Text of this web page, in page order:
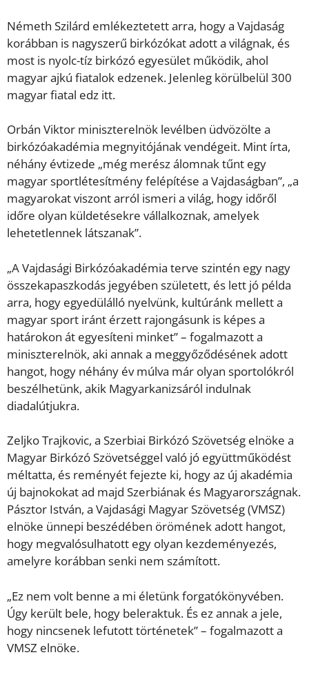
Németh Szilárd emlékeztetett arra, hogy a Vajdaság
korábban is nagyszerű birkózókat adott a világnak, és
most is nyolc-tíz birkózó egyesület működik, ahol
magyar ajkú fiatalok edzenek. Jelenleg körülbelül 300
magyar fiatal edz itt.
Orbán Viktor miniszterelnök levélben üdvözölte a
birkózóakadémia megnyitójának vendégeit. Mint írta,
néhány évtizede „még merész álomnak tűnt egy
magyar sportlétesítmény felépítése a Vajdaságban”, „a
magyarokat viszont arról ismeri a világ, hogy időről
időre olyan küldetésekre vállalkoznak, amelyek
lehetetlennek látszanak”.
„A Vajdasági Birkózóakadémia terve szintén egy nagy
összekapaszkodás jegyében született, és lett jó példa
arra, hogy egyedülálló nyelvünk, kultúránk mellett a
magyar sport iránt érzett rajongásunk is képes a
határokon át egyesíteni minket” – fogalmazott a
miniszterelnök, aki annak a meggyőződésének adott
hangot, hogy néhány év múlva már olyan sportolókról
beszélhetünk, akik Magyarkanizsáról indulnak
diadalútjukra.
Zeljko Trajkovic, a Szerbiai Birkózó Szövetség elnöke a
Magyar Birkózó Szövetséggel való jó együttműködést
méltatta, és reményét fejezte ki, hogy az új akadémia
új bajnokokat ad majd Szerbiának és Magyarországnak.
Pásztor István, a Vajdasági Magyar Szövetség (VMSZ)
elnöke ünnepi beszédében örömének adott hangot,
hogy megvalósulhatott egy olyan kezdeményezés,
amelyre korábban senki nem számított.
„Ez nem volt benne a mi életünk forgatókönyvében.
Úgy került bele, hogy beleraktuk. És ez annak a jele,
hogy nincsenek lefutott történetek” – fogalmazott a
VMSZ elnöke.